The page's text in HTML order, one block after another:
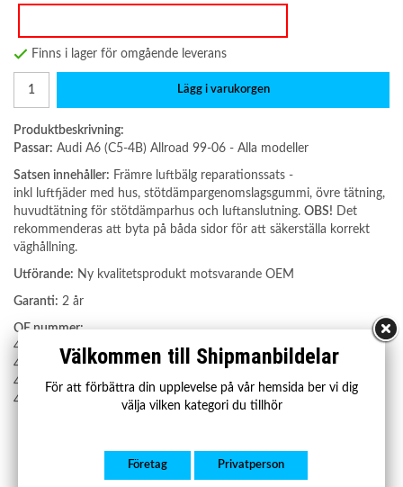
Finns i lager för omgående leverans
Lägg i varukorgen
Produktbeskrivning:
Passar: Audi A6 (C5-4B) Allroad 99-06 - Alla modeller
Satsen innehåller: Främre luftbälg reparationssats -
inkl luftfjäder med hus, stötdämpargenomslagsgummi, övre tätning,
huvudtätning för stötdämparhus och luftanslutning. OBS! Det
rekommenderas att byta på båda sidor för att säkerställa korrekt
väghållning.
Utförande: Ny kvalitetsprodukt motsvarande OEM
Garanti: 2 år
OE nummer:
4Z7616051D
4Z7616051B
4Z7616051
4Z7698507
Välkommen till Shipmanbildelar
För att förbättra din upplevelse på vår hemsida ber vi dig
välja vilken kategori du tillhör
Företag Privatperson